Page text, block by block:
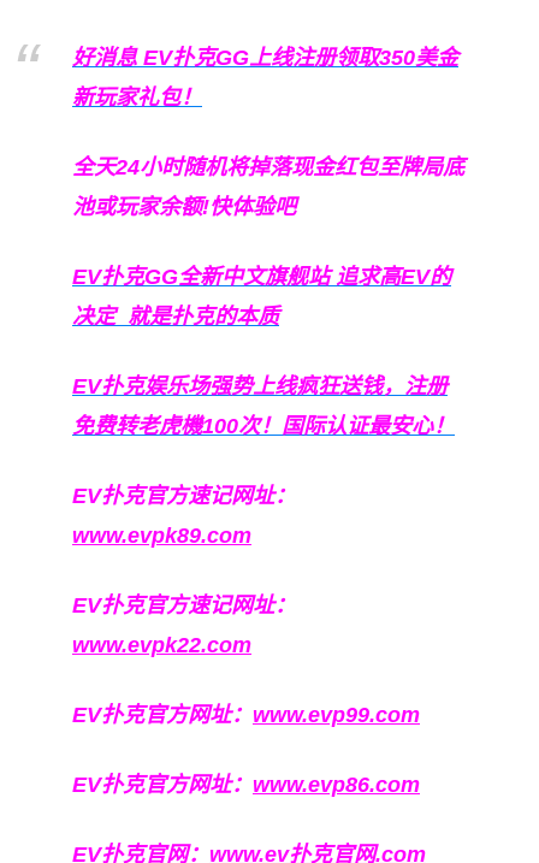
好消息 EV扑克GG上线注册领取350美金
新玩家礼包！
全天24小时随机将掉落现金红包至牌局底
池或玩家余额!快体验吧
EV扑克GG全新中文旗舰站追求高EV的
决定 就是扑克的本质
EV扑克娱乐场强势上线疯狂送钱，注册
免费转老虎機100次！国际认证最安心！
EV扑克官方速记网址：
www.evpk89.com
EV扑克官方速记网址：
www.evpk22.com
EV扑克官方网址： www.evp99.com
EV扑克官方网址： www.evp86.com
EV扑克官网： www.ev扑克官网.com